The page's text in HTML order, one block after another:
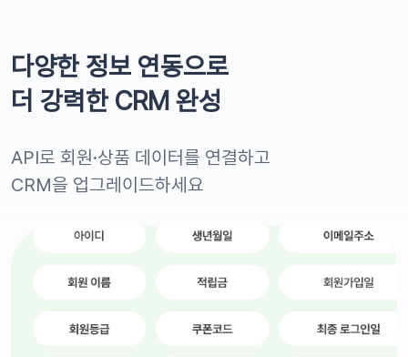
다양한 정보 연동으로
더 강력한 CRM 완성
API로 회원·상품 데이터를 연결하고
CRM을 업그레이드하세요